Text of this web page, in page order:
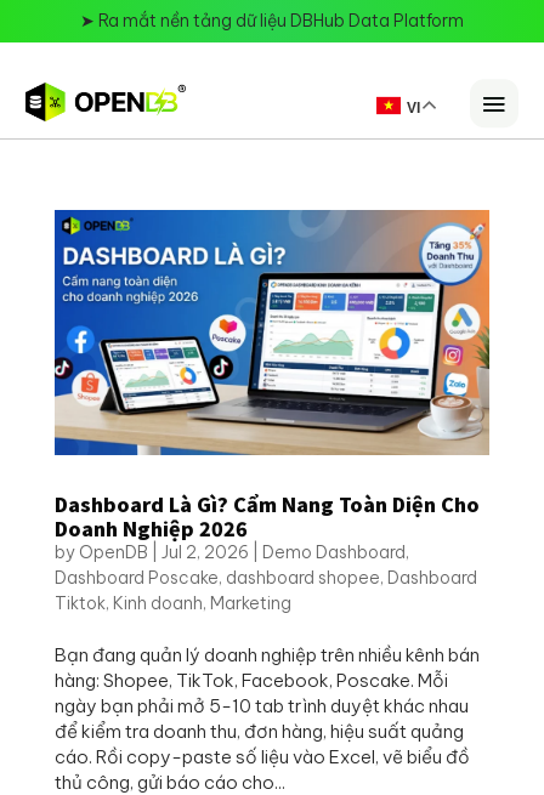
➤ Ra mắt nền tảng dữ liệu DBHub Data Platform
VI
Dashboard Là Gì? Cẩm Nang Toàn Diện Cho
Doanh Nghiệp 2026
by OpenDB Jul 2, 2026 Demo Dashboard,
Dashboard Poscake, dashboard shopee, Dashboard
Tiktok, Kinh doanh, Marketing
Bạn đang quản lý doanh nghiệp trên nhiều kênh bán
hàng: Shopee, TikTok, Facebook, Poscake. Mỗi
ngày bạn phải mở 5-10 tab trình duyệt khác nhau
để kiểm tra doanh thu, đơn hàng, hiệu suất quảng
cáo. Rồi copy-paste số liệu vào Excel, vẽ biểu đồ
thủ công, gửi báo cáo cho...